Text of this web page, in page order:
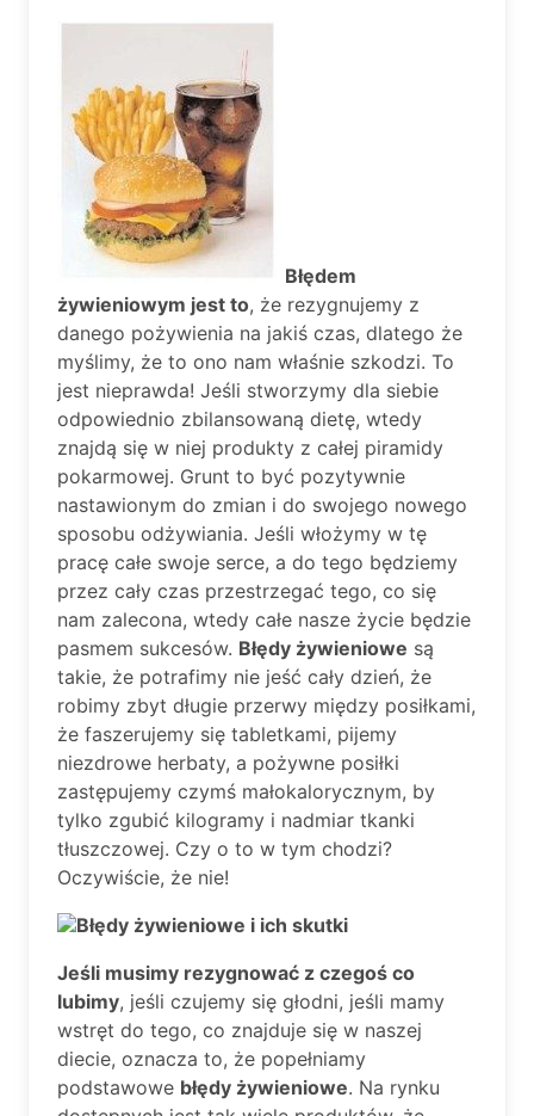
Błędem
żywieniowym jest to, że rezygnujemy z
danego pożywienia na jakiś czas, dlatego że
myślimy, że to ono nam właśnie szkodzi. To
jest nieprawda! Jeśli stworzymy dla siebie
odpowiednio zbilansowaną dietę, wtedy
znajdą się w niej produkty z całej piramidy
pokarmowej. Grunt to być pozytywnie
nastawionym do zmian i do swojego nowego
sposobu odżywiania. Jeśli włożymy w tę
pracę całe swoje serce, a do tego będziemy
przez cały czas przestrzegać tego, co się
nam zalecona, wtedy całe nasze życie będzie
pasmem sukcesów. Błędy żywieniowe są
takie, że potrafimy nie jeść cały dzień, że
robimy zbyt długie przerwy między posiłkami,
że faszerujemy się tabletkami, pijemy
niezdrowe herbaty, a pożywne posiłki
zastępujemy czymś małokalorycznym, by
tylko zgubić kilogramy i nadmiar tkanki
tłuszczowej. Czy o to w tym chodzi?
Oczywiście, że nie!
Błędy żywieniowe i ich skutki
Jeśli musimy rezygnować z czegoś co
lubimy, jeśli czujemy się głodni, jeśli mamy
wstręt do tego, co znajduje się w naszej
diecie, oznacza to, że popełniamy
podstawowe błędy żywieniowe. Na rynku